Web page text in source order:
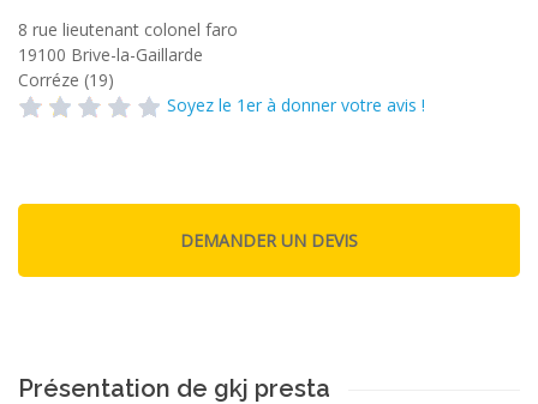
8 rue lieutenant colonel faro
19100 Brive-la-Gaillarde
Corréze (19)
Soyez le 1er à donner votre avis !
Présentation de gkj presta